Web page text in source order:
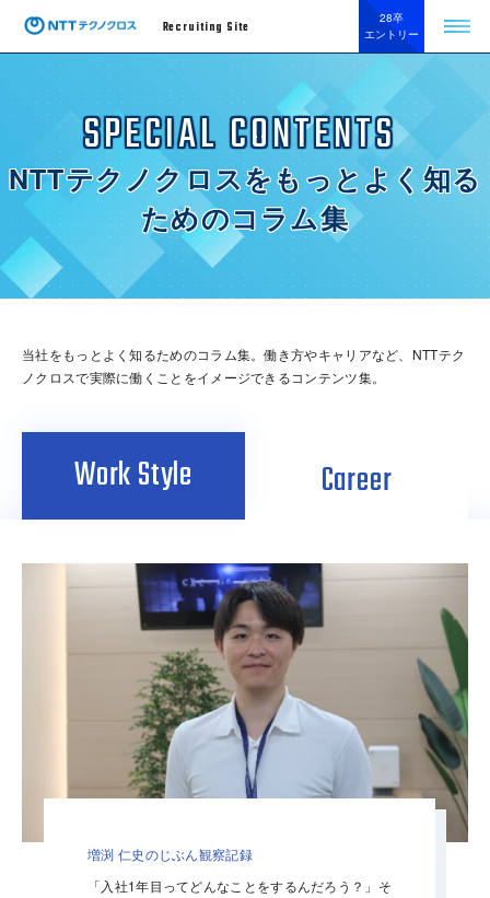
Recruiting Site
28卒
エントリー
SPECIAL CONTENTS
NTTテクノクロスをもっとよく知る
ためのコラム集
当社をもっとよく知るためのコラム集。働き方やキャリアなど、 NTTテク
ノクロスで実際に働くことをイメージできるコンテンツ集。
Work Style Career
増渕 仁史のじぶん観察記録
「入社1年目ってどんなことをするんだろう？」そ